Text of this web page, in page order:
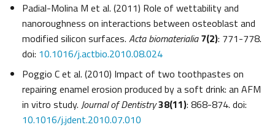
Padial-Molina M et al. (2011) Role of wettability and
nanoroughness on interactions between osteoblast and
modified silicon surfaces. Acta biomaterialia 7(2): 771-778.
doi: 10.1016/j.actbio.2010.08.024
Poggio C et al. (2010) Impact of two toothpastes on
repairing enamel erosion produced by a soft drink: an AFM
in vitro study. Journal of Dentistry38(11): 868-874. doi:
10.1016/j.jdent.2010.07.010